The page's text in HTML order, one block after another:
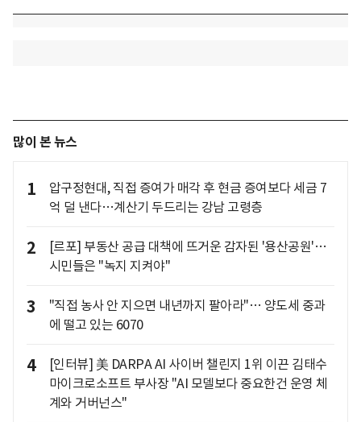
많이 본 뉴스
1
압구정현대, 직접 증여가 매각 후 현금 증여보다 세금 7
억 덜 낸다…계산기 두드리는 강남 고령층
2
[르포] 부동산 공급 대책에 뜨거운 감자된 '용산공원'…
시민들은 "녹지 지켜야"
3
"직접 농사 안 지으면 내년까지 팔아라"… 양도세 중과
에 떨고 있는 6070
4
[인터뷰] 美 DARPA AI 사이버 챌린지 1위 이끈 김태수
마이크로소프트 부사장 "AI 모델보다 중요한건 운영 체
계와 거버넌스"